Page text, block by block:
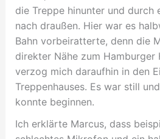
die Treppe hinunter und durch
nach draußen. Hier war es
Bahn vorbeiratterte, denn die
direkter Nähe zum Hamburger
verzog mich daraufhin in den
Treppenhauses. Es war still
konnte beginnen.
Ich erklärte Marcus, dass